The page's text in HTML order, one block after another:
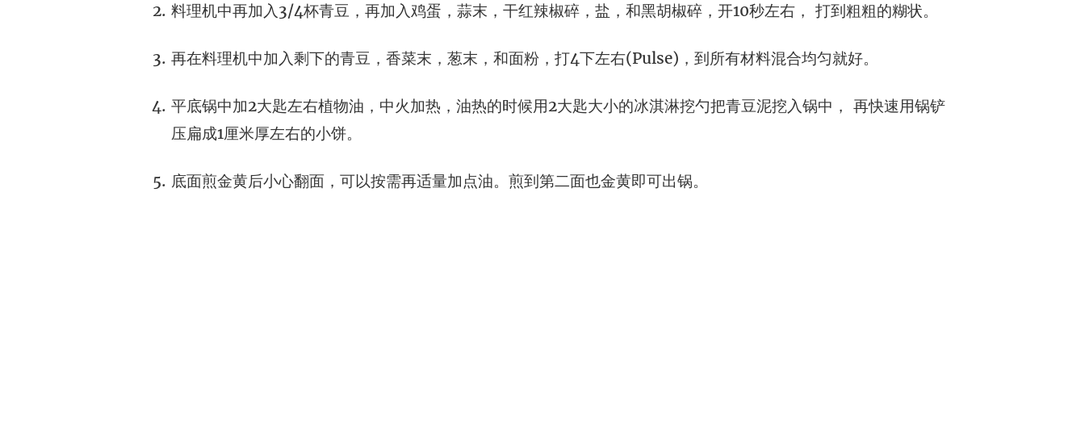
料理机中再加入3/4杯青豆，再加入鸡蛋，蒜末，干红辣椒碎，盐，和黑胡椒碎，开10秒左右， 打到粗粗的糊状。
再在料理机中加入剩下的青豆，香菜末，葱末，和面粉，打4下左右(Pulse)，到所有材料混合均匀就好。
平底锅中加2大匙左右植物油，中火加热，油热的时候用2大匙大小的冰淇淋挖勺把青豆泥挖入锅中， 再快速用锅铲
压扁成1厘米厚左右的小饼。
底面煎金黄后小心翻面，可以按需再适量加点油。煎到第二面也金黄即可出锅。